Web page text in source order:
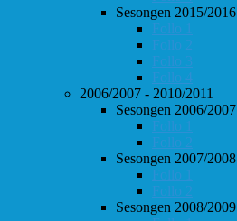
Sesongen 2015/2016
Follo 1
Follo 2
Follo 3
Follo 4
2006/2007 - 2010/2011
Sesongen 2006/2007
Follo 1
Follo 2
Sesongen 2007/2008
Follo 1
Follo 2
Sesongen 2008/2009